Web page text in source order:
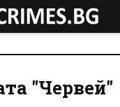
"Червей"